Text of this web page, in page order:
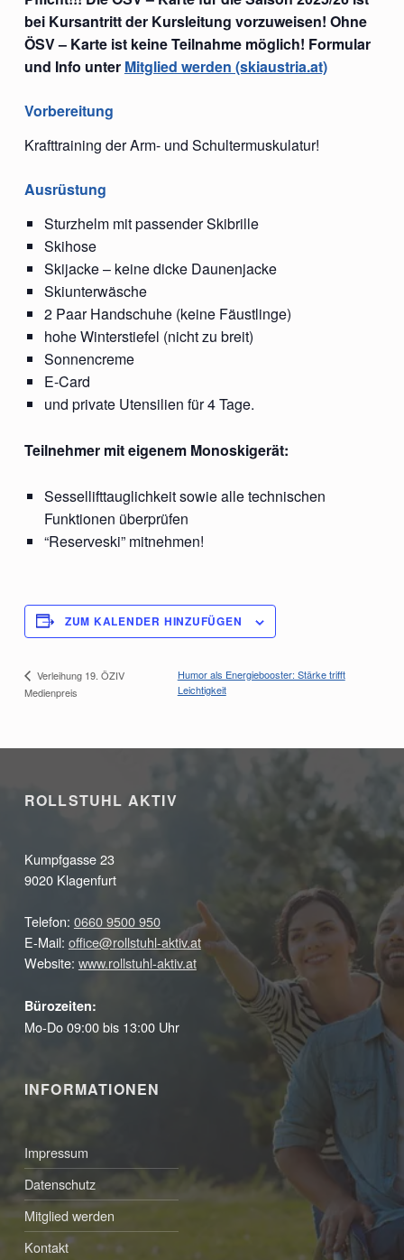
bei Kursantritt der Kursleitung vorzuweisen! Ohne
ÖSV – Karte ist keine Teilnahme möglich! Formular
und Info unter Mitglied werden (skiaustria.at)
Vorbereitung
Krafttraining der Arm- und Schultermuskulatur!
Ausrüstung
Sturzhelm mit passender Skibrille
Skihose
Skijacke – keine dicke Daunenjacke
Skiunterwäsche
2 Paar Handschuhe (keine Fäustlinge)
hohe Winterstiefel (nicht zu breit)
Sonnencreme
E-Card
und private Utensilien für 4 Tage.
Teilnehmer mit eigenem Monoskigerät:
Sessellifttauglichkeit sowie alle technischen
Funktionen überprüfen
“Reserveski” mitnehmen!
ZUM KALENDER HINZUFÜGEN
Verleihung 19. ÖZIV
Medienpreis
Humor als Energiebooster: Stärke trifft
Leichtigkeit
ROLLSTUHL AKTIV
Kumpfgasse 23
9020 Klagenfurt
Telefon: 0660 9500 950
E-Mail: office@rollstuhl-aktiv.at
Website: www.rollstuhl-aktiv.at
Bürozeiten:
Mo-Do 09:00 bis 13:00 Uhr
INFORMATIONEN
Impressum
Datenschutz
Mitglied werden
Kontakt